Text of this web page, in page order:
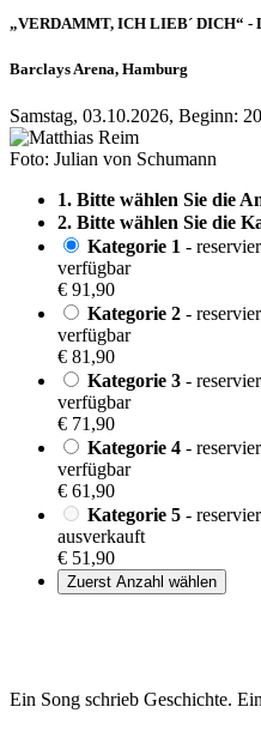
„VERDAMMT, ICH LIEB´ DICH“ -
Barclays Arena, Hamburg
Samstag, 03.10.2026, Beginn:
Foto: Julian von Schumann
1. Bitte wählen Sie die
2. Bitte wählen Sie die
Kategorie 1 -
verfügbar
€ 91,90
Kategorie 2 -
verfügbar
€ 81,90
Kategorie 3 -
verfügbar
€ 71,90
Kategorie 4 -
verfügbar
€ 61,90
Kategorie 5 -
ausverkauft
€ 51,90
Zuerst Anzahl wählen
Ein Song schrieb Geschichte.